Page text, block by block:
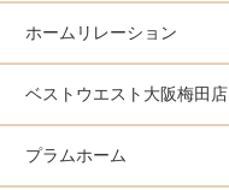
ホームリレーション
ベストウエスト大阪梅田店
プラムホーム